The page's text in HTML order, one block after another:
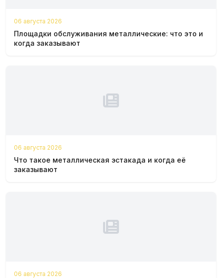
06 августа 2026
Площадки обслуживания металлические: что это и
когда заказывают
06 августа 2026
Что такое металлическая эстакада и когда её
заказывают
06 августа 2026